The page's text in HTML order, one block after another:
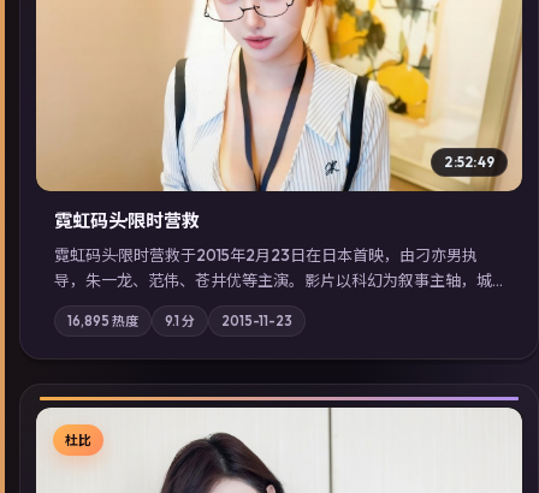
▶
2:52:49
霓虹码头·限时营救
霓虹码头·限时营救于2015年2月23日在日本首映，由刁亦男执
导，朱一龙、范伟、苍井优等主演。影片以科幻为叙事主轴，城
市霓虹背后，有人用规则改写命运；摄影与配乐强化地域气质；
站内亦可通过「国产免费观看高清电视剧在线看」延展检索同类
型高分佳作，畅享高清在线追剧体验。
16,895 热度 9.1 分 2015-11-23
杜比